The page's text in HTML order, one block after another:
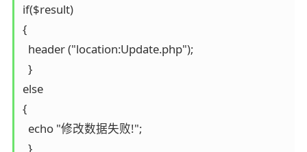
if($result)
{
  header ("location:Update.php");
  }
else
{
  echo "修改数据失败!";
  }